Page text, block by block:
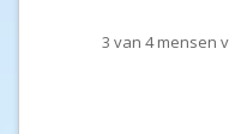
3 van 4mensen